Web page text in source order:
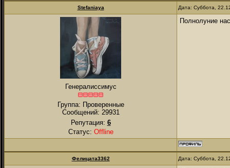
Stefaniaya Дата: Суббота,
Генералиссимус
Группа: Проверенные
Сообщений: 29931
Репутация: 6
Статус: Offline
Полнолуние
Фелицата3362 Дата: Суббота,